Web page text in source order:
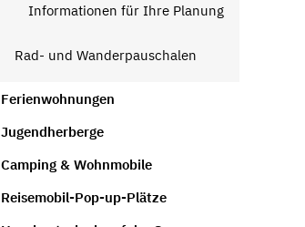
Informationen für Ihre Planung
Rad- und Wanderpauschalen
Ferienwohnungen
Jugendherberge
Camping & Wohnmobile
Reisemobil-Pop-up-Plätze